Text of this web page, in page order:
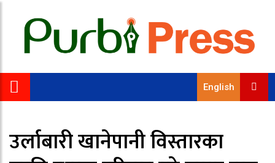
English
उर्लाबारी खानेपानी विस्तारका